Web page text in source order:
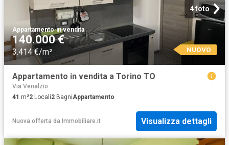
4 foto
Appartamento·in vendita
140.000 €
3.414 €/m² NUOVO
Appartamento in vendita a Torino TO
Via Venalzio
41 m²2 Locali2 BagniAppartamento
Nuova offerta da Immobiliare.it Visualizza dettagli